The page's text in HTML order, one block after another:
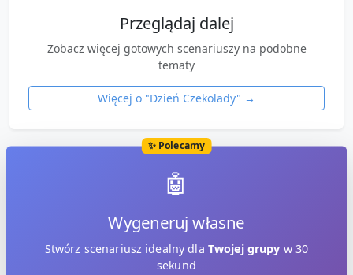
Przeglądaj dalej
Zobacz więcej gotowych scenariuszy na podobne
tematy
Więcej o "Dzień Czekolady" →
✨ Polecamy
🤖
Wygeneruj własne
Stwórz scenariusz idealny dla Twojej grupy w 30
sekund